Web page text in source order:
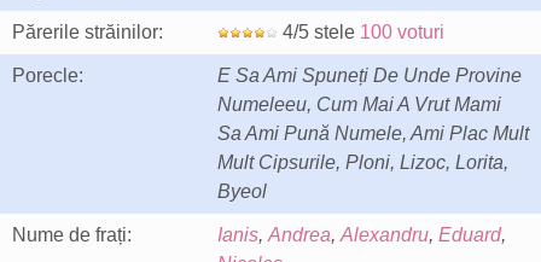
Părerile străinilor: 4/5 stele 100 voturi
Porecle:
E Sa Ami Spuneți De Unde Provine
Numeleeu, Cum Mai A Vrut Mami
Sa Ami Pună Numele, Ami Plac Mult
Mult Cipsurile, Ploni, Lizoc, Lorita,
Byeol
Nume de frați: Ianis, Andrea, Alexandru, Eduard,